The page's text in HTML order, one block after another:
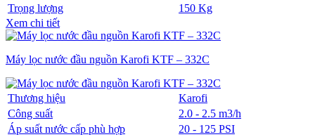
Trọng lượng
150 Kg
Xem chi tiết
Máy lọc nước đầu nguồn Karofi KTF – 332C
Thương hiệu
Karofi
Công suất
2.0 - 2.5 m3/h
Áp suất nước cấp phù hợp
20 - 125 PSI